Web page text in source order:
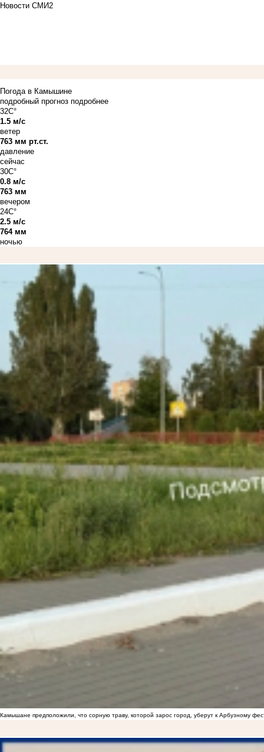
Новости СМИ2
Погода в Камышине
подробный прогноз подробнее
32C°
1.5 м/с
ветер
763 мм рт.ст.
давление
сейчас
30C°
0.8 м/с
763 мм
вечером
24C°
2.5 м/с
764 мм
ночью
Камышане предположили, что сорную траву, которой зарос город, уберут к Арбузному